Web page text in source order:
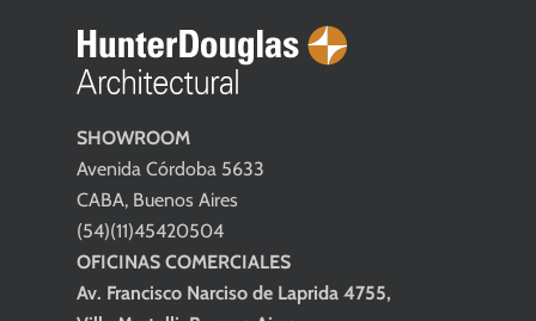
SHOWROOM
Avenida Córdoba 5633
CABA, Buenos Aires
(54)(11)45420504
OFICINAS COMERCIALES
Av. Francisco Narciso de Laprida 4755,